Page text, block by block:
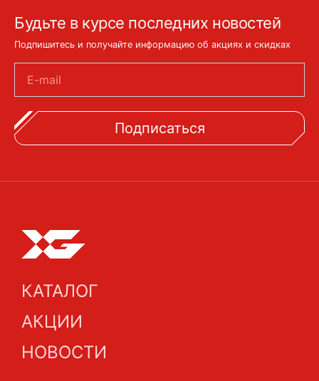
Будьте в курсе последних новостей
Подпишитесь и получайте информацию об акциях и скидках
E-mail
Подписаться
КАТАЛОГ
АКЦИИ
НОВОСТИ